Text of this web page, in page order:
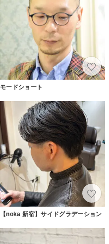
モードショート
【noka 新宿】サイドグラデーション